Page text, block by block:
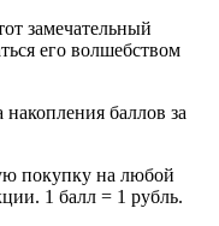
замечательный
его волшебством
баллов за
покупку на любой
1 балл = 1 рубль.